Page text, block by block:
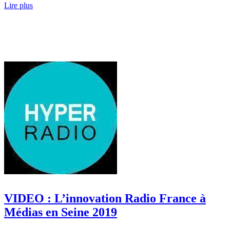
Lire plus
VIDEO : L’innovation Radio France à
Médias en Seine 2019